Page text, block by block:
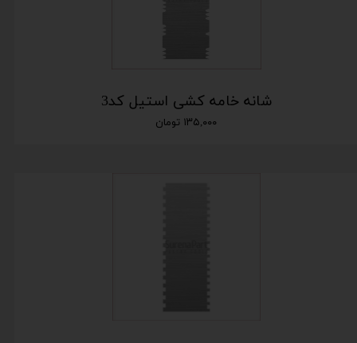
شانه خامه کشی استیل کد3
۱۳۵,۰۰۰ تومان